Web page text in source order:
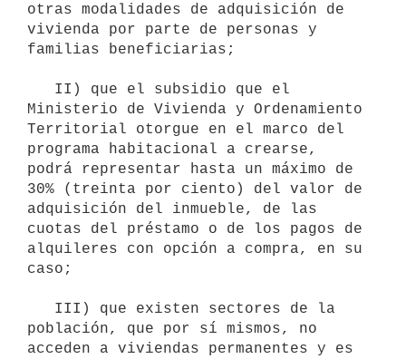
otras modalidades de adquisición de
vivienda por parte de personas y
familias beneficiarias;
Ministerio de Vivienda y Ordenamiento
Territorial otorgue en el marco del
programa habitacional a crearse,
podrá representar hasta un máximo de
30% (treinta por ciento) del valor de
adquisición del inmueble, de las
cuotas del préstamo o de los pagos de
alquileres con opción a compra, en su
caso;
población, que por sí mismos, no
acceden a viviendas permanentes y es